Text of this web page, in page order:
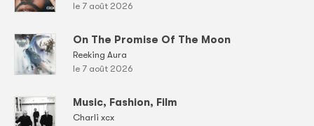
le 7 août 2026
On The Promise Of The Moon
Reeking Aura
le 7 août 2026
Music, Fashion, Film
Charli xcx